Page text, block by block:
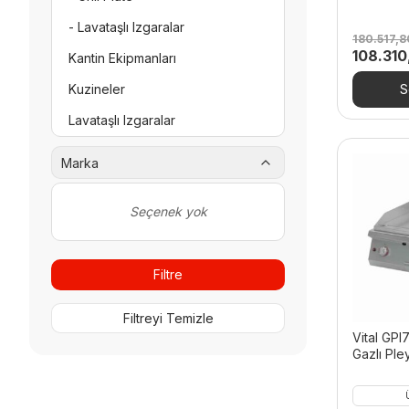
- Lavataşlı Izgaralar
Kantin Ekipmanları
Kuzineler
Lavataşlı Izgaralar
Patates Dinlendirmeler
Pizzacı Ekipmanları
Pişirme Ekipmanları
- Endüstriyel Fritözler
- Izgaralar
- Kuzineler
Marka
Seçenek yok
Filtre
Filtreyi Temizle
Orijinal
fiyat:
Vital
Gazlı